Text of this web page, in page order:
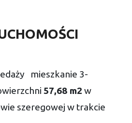
mieszkanie 3-
57,68 m2 w
szeregowej w trakcie